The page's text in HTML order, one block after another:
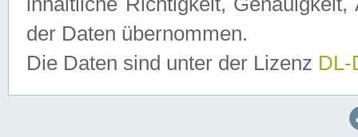
der Daten übernommen.
Die Daten sind unter der Lizenz